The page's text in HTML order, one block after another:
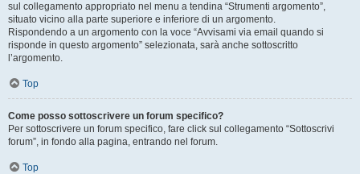
sul collegamento appropriato nel menu a tendina “Strumenti argomento”,
situato vicino alla parte superiore e inferiore di un argomento.
Rispondendo a un argomento con la voce “Avvisami via email quando si
risponde in questo argomento” selezionata, sarà anche sottoscritto
l’argomento.
Top
Come posso sottoscrivere un forum specifico?
Per sottoscrivere un forum specifico, fare click sul collegamento “Sottoscrivi
forum”, in fondo alla pagina, entrando nel forum.
Top